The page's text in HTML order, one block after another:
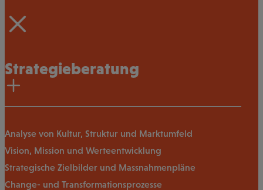
Strategieberatung
Analyse von Kultur, Struktur und Marktumfeld
Vision, Mission und Werteentwicklung
Strategische Zielbilder und Massnahmenpläne
Change- und Transformationsprozesse